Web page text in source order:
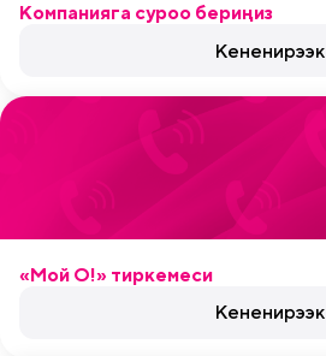
Компанияга суроо бериңиз
Кененирээк
«Мой О!» тиркемеси
Кененирээк